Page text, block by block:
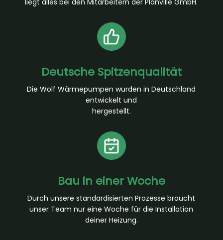
Deutsche Spitzenqualität
Die Wolf Wärmepumpen wurden in Deutschland
entwickelt und
hergestellt.
Bau in einer Woche
Durch unsere standardisierten Prozesse braucht
unser Team nur eine Woche für die Installation
deiner Heizung.